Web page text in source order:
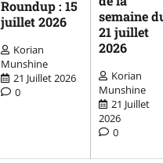
Roundup : 15
juillet 2026
Korian
Munshine
21 Juillet 2026
0
semaine
21 juillet
2026
Korian
Munshine
21 Juillet
2026
0